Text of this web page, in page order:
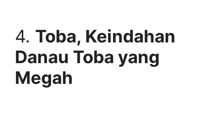
4. Toba, Keindahan
Danau Toba yang
Megah